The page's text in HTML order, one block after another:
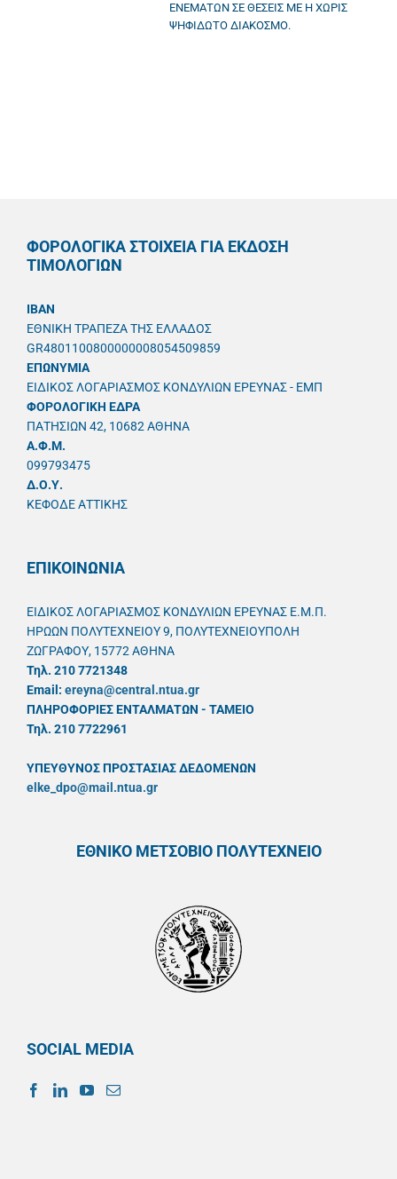
ΕΝΕΜΑΤΩΝ ΣΕ ΘΕΣΕΙΣ ΜΕ Η ΧΩΡΙΣ
ΨΗΦΙΔΩΤΟ ΔΙΑΚΟΣΜΟ.
ΦΟΡΟΛΟΓΙΚΑ ΣΤΟΙΧΕΙΑ ΓΙΑ ΕΚΔΟΣΗ
ΤΙΜΟΛΟΓΙΩΝ
IBAN
ΕΘΝΙΚΗ ΤΡΑΠΕΖΑ ΤΗΣ ΕΛΛΑΔΟΣ
GR4801100800000008054509859
ΕΠΩΝΥΜΙΑ
ΕΙΔΙΚΟΣ ΛΟΓΑΡΙΑΣΜΟΣ ΚΟΝΔΥΛΙΩΝ ΕΡΕΥΝΑΣ - ΕΜΠ
ΦΟΡΟΛΟΓΙΚΗ ΕΔΡΑ
ΠΑΤΗΣΙΩΝ 42, 10682 ΑΘΗΝΑ
A.Φ.Μ.
099793475
Δ.Ο.Υ.
ΚΕΦΟΔΕ ΑΤΤΙΚΗΣ
ΕΠΙΚΟΙΝΩΝΙΑ
ΕΙΔΙΚΟΣ ΛΟΓΑΡΙΑΣΜΟΣ ΚΟΝΔΥΛΙΩΝ ΕΡΕΥΝΑΣ Ε.Μ.Π.
ΗΡΩΩΝ ΠΟΛΥΤΕΧΝΕΙΟΥ 9, ΠΟΛΥΤΕΧΝΕΙΟΥΠΟΛΗ
ΖΩΓΡΑΦΟΥ, 15772 ΑΘΗΝΑ
Τηλ. 210 7721348
Email: ereyna@central.ntua.gr
ΠΛΗΡΟΦΟΡΙΕΣ ΕΝΤΑΛΜΑΤΩΝ - ΤΑΜΕΙΟ
Τηλ. 210 7722961
ΥΠΕΥΘYΝΟΣ ΠΡΟΣΤΑΣΙΑΣ ΔΕΔΟΜΕΝΩΝ
elke_dpo@mail.ntua.gr
ΕΘΝΙΚΟ ΜΕΤΣΟΒΙΟ ΠΟΛΥΤΕΧΝΕΙΟ
SOCIAL MEDIA